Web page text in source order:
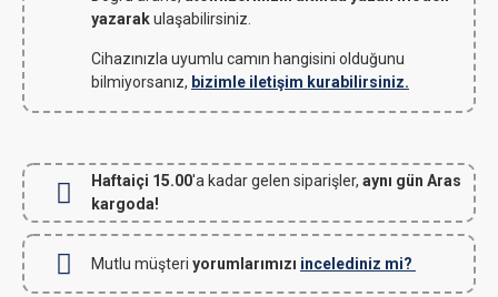
yazarakulaşabilirsiniz.
Cihazınızla uyumlu camın hangisini olduğunu
bilmiyorsanız, bizimle iletişim kurabilirsiniz.
Haftaiçi 15.00'a kadar gelen siparişler, aynı gün Aras
kargoda!
Mutlu müşteri yorumlarımızı incelediniz mi?